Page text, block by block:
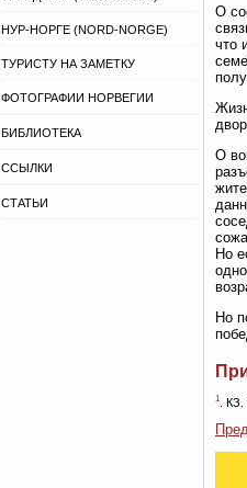
НУР-НОРГЕ (NORD-NORGE)
ТУРИСТУ НА ЗАМЕТКУ
ФОТОГРАФИИ НОРВЕГИИ
БИБЛИОТЕКА
ССЫЛКИ
СТАТЬИ
О
что
О
Но
Но
1 .